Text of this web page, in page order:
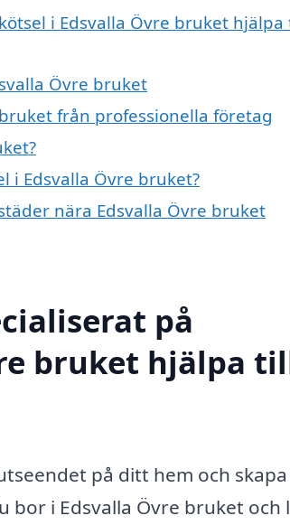
i Edsvalla Övre bruket hjälpa
Övre bruket
från professionella företag
i Edsvalla Övre bruket?
nära Edsvalla Övre bruket
på
bruket hjälpa
på ditt hem och
bor i Edsvalla Övre bruket och